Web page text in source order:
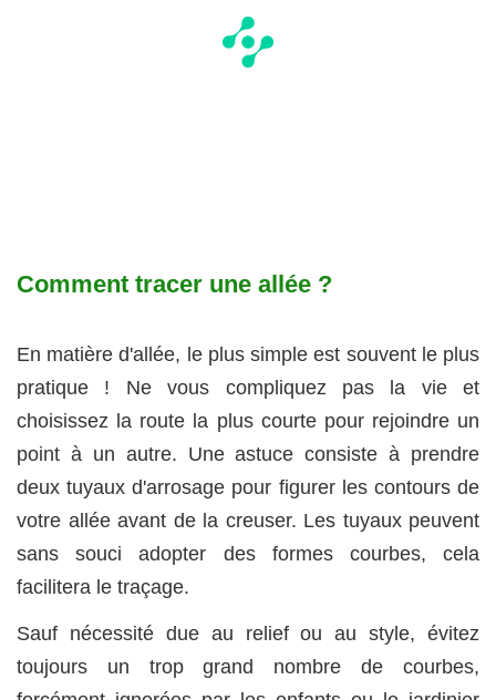
Comment tracer une allée ?
En matière d'allée, le plus simple est souvent le plus
pratique ! Ne vous compliquez pas la vie et
choisissez la route la plus courte pour rejoindre un
point à un autre. Une astuce consiste à prendre
deux tuyaux d'arrosage pour figurer les contours de
votre allée avant de la creuser. Les tuyaux peuvent
sans souci adopter des formes courbes, cela
facilitera le traçage.
Sauf nécessité due au relief ou au style, évitez
toujours un trop grand nombre de courbes,